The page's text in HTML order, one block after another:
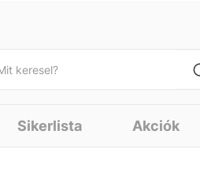
Sikerlista Akciók